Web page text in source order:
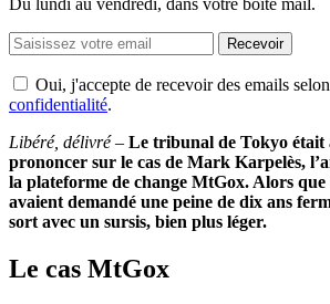
Recevoir
Oui, j'accepte de recevoir des emails
confidentialité.
Libéré, délivré – Le tribunal de Tokyo était
prononcer sur le cas de Mark Karpelès,
la plateforme de change MtGox. Alors
avaient demandé une peine de dix ans
sort avec un sursis, bien plus léger.
Le cas MtGox